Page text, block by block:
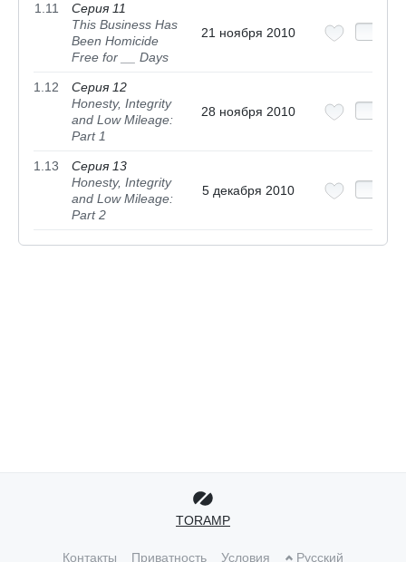
1.11
Серия 11
This Business Has
Been Homicide
Free for __ Days
21 ноября 2010
1.12
Серия 12
Honesty, Integrity
and Low Mileage:
Part 1
28 ноября 2010
1.13
Серия 13
Honesty, Integrity
and Low Mileage:
Part 2
5 декабря 2010
TORAMP
Контакты Приватность Условия Русский